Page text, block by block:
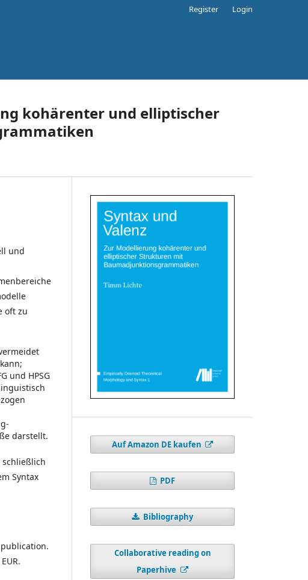
Register Login
kohärenter und elliptischer
und
oft zu
und HPSG
darstellt.
Syntax
Auf Amazon DE kaufen
PDF
Bibliography
Collaborative reading on
Paperhive